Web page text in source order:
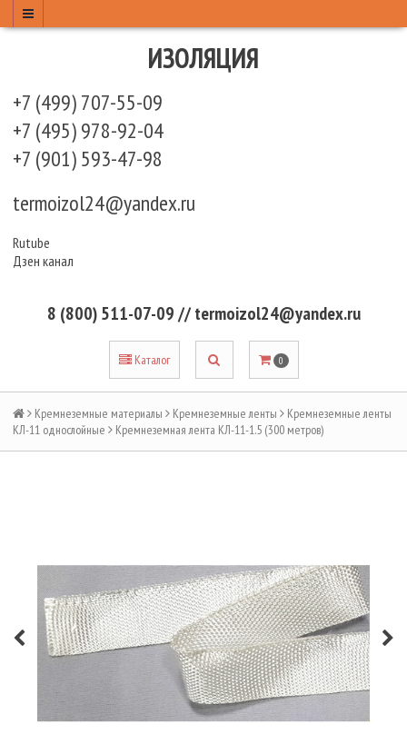
ИЗОЛЯЦИЯ
+7 (499) 707-55-09
+7 (495) 978-92-04
+7 (901) 593-47-98
termoizol24@yandex.ru
Rutube
Дзен канал
8 (800) 511-07-09 // termoizol24@yandex.ru
Каталог 0
Кремнеземные материалы Кремнеземные ленты
Кремнеземные ленты
КЛ-11 однослойные
Кремнеземная лента КЛ-11-1.5 (300 метров)